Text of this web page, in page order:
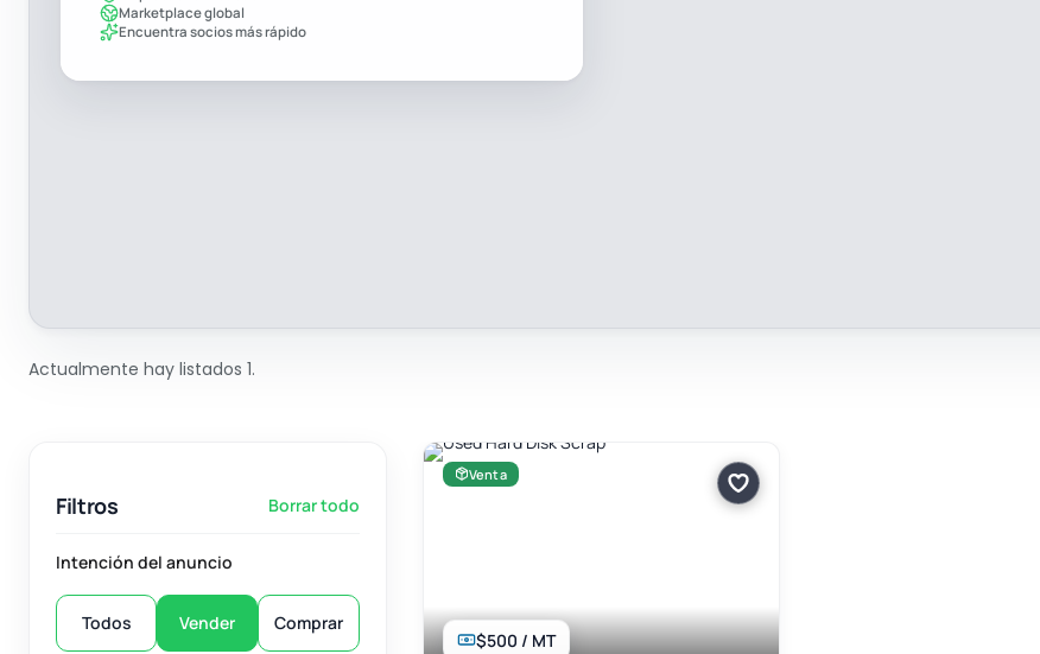
Marketplace global
Encuentra socios más rápido
Actualmente hay listados 1.
Filtros Borrar todo
Intención del anuncio
Todos Vender Comprar
$500 / MT
Venta